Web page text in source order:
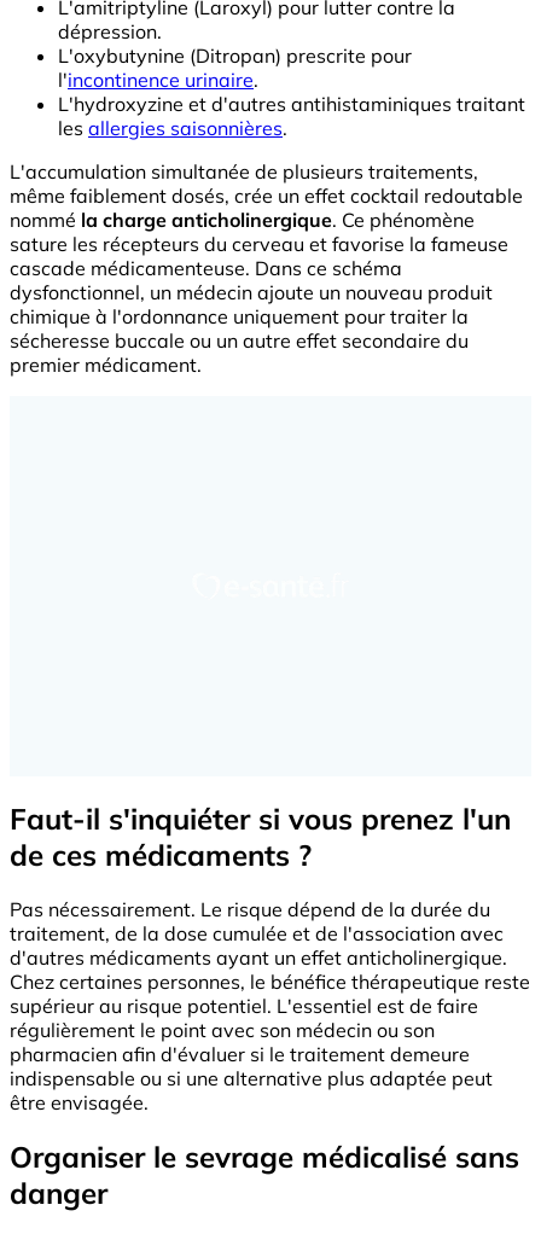
L'amitriptyline (Laroxyl) pour lutter contre la
dépression.
L'oxybutynine (Ditropan) prescrite pour
l'incontinence urinaire.
L'hydroxyzine et d'autres antihistaminiques traitant
les allergies saisonnières.
L'accumulation simultanée de plusieurs traitements,
même faiblement dosés, crée un effet cocktail redoutable
nommé la charge anticholinergique. Ce phénomène
sature les récepteurs du cerveau et favorise la fameuse
cascade médicamenteuse. Dans ce schéma
dysfonctionnel, un médecin ajoute un nouveau produit
chimique à l'ordonnance uniquement pour traiter la
sécheresse buccale ou un autre effet secondaire du
premier médicament.
Faut-il s'inquiéter si vous prenez l'un
de ces médicaments ?
Pas nécessairement. Le risque dépend de la durée du
traitement, de la dose cumulée et de l'association avec
d'autres médicaments ayant un effet anticholinergique.
Chez certaines personnes, le bénéfice thérapeutique reste
supérieur au risque potentiel. L'essentiel est de faire
régulièrement le point avec son médecin ou son
pharmacien afin d'évaluer si le traitement demeure
indispensable ou si une alternative plus adaptée peut
être envisagée.
Organiser le sevrage médicalisé sans
danger